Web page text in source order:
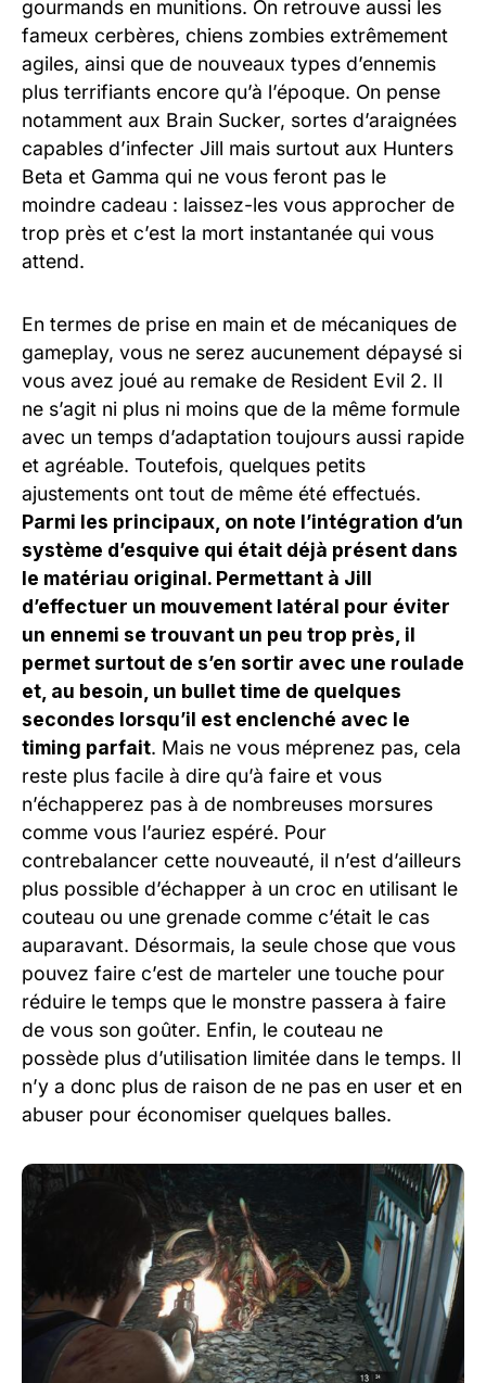
gourmands en munitions. On retrouve aussi les
fameux cerbères, chiens zombies extrêmement
agiles, ainsi que de nouveaux types d’ennemis
plus terrifiants encore qu’à l’époque. On pense
notamment aux Brain Sucker, sortes d’araignées
capables d’infecter Jill mais surtout aux Hunters
Beta et Gamma qui ne vous feront pas le
moindre cadeau : laissez-les vous approcher de
trop près et c’est la mort instantanée qui vous
attend.
En termes de prise en main et de mécaniques de
gameplay, vous ne serez aucunement dépaysé si
vous avez joué au remake de Resident Evil 2. Il
ne s’agit ni plus ni moins que de la même formule
avec un temps d’adaptation toujours aussi rapide
et agréable. Toutefois, quelques petits
ajustements ont tout de même été effectués.
Parmi les principaux, on note l’intégration d’un
système d’esquive qui était déjà présent dans
le matériau original. Permettant à Jill
d’effectuer un mouvement latéral pour éviter
un ennemi se trouvant un peu trop près, il
permet surtout de s’en sortir avec une roulade
et, au besoin, un bullet time de quelques
secondes lorsqu’il est enclenché avec le
timing parfait. Mais ne vous méprenez pas, cela
reste plus facile à dire qu’à faire et vous
n’échapperez pas à de nombreuses morsures
comme vous l’auriez espéré. Pour
contrebalancer cette nouveauté, il n’est d’ailleurs
plus possible d’échapper à un croc en utilisant le
couteau ou une grenade comme c’était le cas
auparavant. Désormais, la seule chose que vous
pouvez faire c’est de marteler une touche pour
réduire le temps que le monstre passera à faire
de vous son goûter. Enfin, le couteau ne
possède plus d’utilisation limitée dans le temps. Il
n’y a donc plus de raison de ne pas en user et en
abuser pour économiser quelques balles.